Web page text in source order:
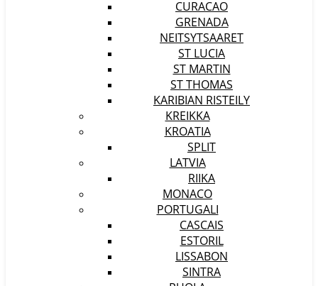
CURACAO
GRENADA
NEITSYTSAARET
ST LUCIA
ST MARTIN
ST THOMAS
KARIBIAN RISTEILY
KREIKKA
KROATIA
SPLIT
LATVIA
RIIKA
MONACO
PORTUGALI
CASCAIS
ESTORIL
LISSABON
SINTRA